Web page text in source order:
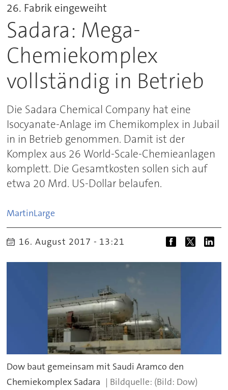
26. Fabrik eingeweiht
Sadara: Mega-
Chemiekomplex
vollständig in Betrieb
Die Sadara Chemical Company hat eine
Isocyanate-Anlage im Chemikomplex in Jubail
in in Betrieb genommen. Damit ist der
Komplex aus 26 World-Scale-Chemieanlagen
komplett. Die Gesamtkosten sollen sich auf
etwa 20 Mrd. US-Dollar belaufen.
MartinLarge
16. August 2017 - 13:21
Dow baut gemeinsam mit Saudi Aramco den
Chemiekomplex Sadara
(Bild: Dow)